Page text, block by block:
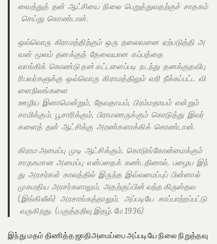
வைத்துத் தன் ஆட்சியை நிலை பெறுத்துவதற்குச் சாதகம்
செய்து கொண்டான்.
ஒவ்வொரு கிராமத்திற்கும் ஒரு தலைவனை ஏற்படுத்தி அ
வன் மூலம் தனக்குத் தேவையான கப்பத்தை
வாங்கிக் கொண்டு தன் கட்டளைப்படி நடந்து தனக்குதவிபு
ரிபவர்களுக்கு ஒவ்வொரு கிராமத்திலும் வரி நீக்கப்பட்ட வி
ளைநிலங்களை
ஊழிய இனாமென்றும், தேவதாயம், பிரம்மதாயம் என்றும்
சாமிக்கும், பூசாரிக்கும், பிராமணருக்கும் கொடுத்து இவர்
களைத் தன் ஆட்சிக்கு அரண்களாக்கிக் கொண்டான்.
கிராம அமைப்பு முடி ஆட்சிக்கும், கொடுங்கோன்மைக்கும்
சாதகமான அமைப்பு என்பதைக் கண்டதினால், பழைய இந்
து அரசர்கள் காலத்தில் இருந்த இவ்வமைப்புப் பின்னால்
முகமதிய அரசர்களாலும், அதற்குப்பின் வந்த கிருஸ்தவ
(இங்கிலீஸ்) அரசாங்கத்தாலும், அப்படியே காப்பாற்றப்பட்டு
வருகிறது. (பகுத்தறிவு இதழ். மே 1936)
இந்து மதம் திணித்த ஜாதிஅமைப்பை அப்படியே நிலை நிறுத்தவு